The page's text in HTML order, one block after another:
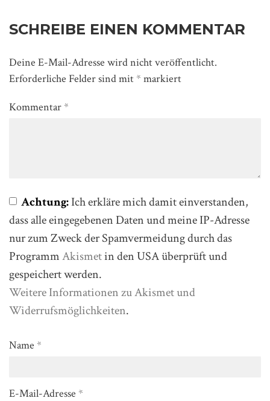
SCHREIBE EINEN KOMMENTAR
Deine E-Mail-Adresse wird nicht veröffentlicht.
Erforderliche Felder sind mit * markiert
Kommentar *
Achtung:Ich erkläre mich damit einverstanden,
dass alle eingegebenen Daten und meine IP-Adresse
nur zum Zweck der Spamvermeidung durch das
ProgrammAkismetin den USA überprüft und
gespeichert werden.
Weitere Informationen zu Akismet und
Widerrufsmöglichkeiten.
Name *
E-Mail-Adresse *